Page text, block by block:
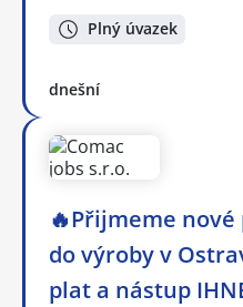
Plný úvazek
dnešní
🔥Přijmeme
do výroby v
plat a nástup